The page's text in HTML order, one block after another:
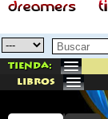
Tienda:
libros